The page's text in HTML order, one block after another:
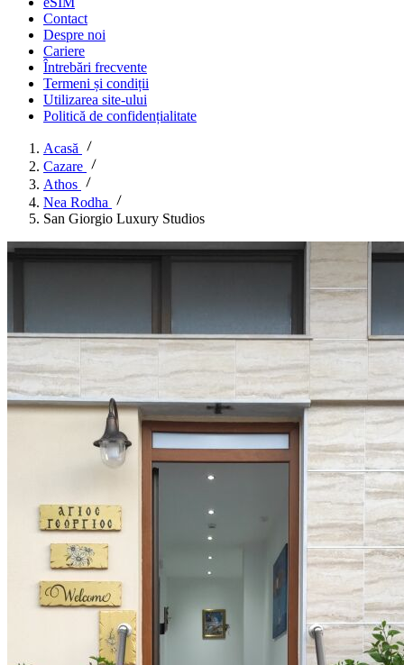
Contact
Despre noi
Cariere
Întrebări frecvente
Termeni și condiții
Utilizarea site-ului
Politică de confidențialitate
Acasă
Cazare
Athos
Nea Rodha
San Giorgio Luxury Studios